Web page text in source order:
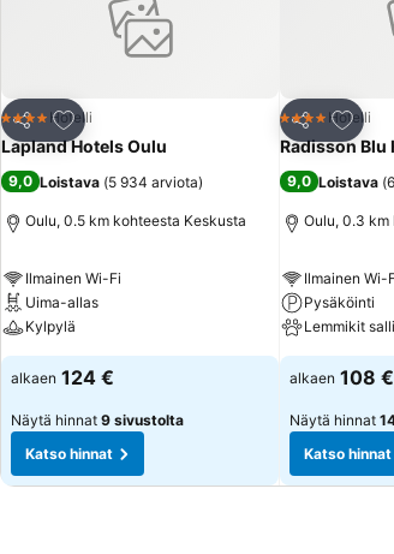
Jaa
Lisää suosikkeihin
4 Tähtiluokitus
Hotelli
Lapland Hotels Oulu
9,0 Loistava (5 934 arviota)
Oulu, 0.5 km kohteesta Keskusta
Ilmainen Wi-Fi
Uima-allas
Kylpylä
alkaen 124 €
Näytä hinnat 9 sivustolta
Katso hinnat
Jaa
Lisää
4 Tähtiluokitus
Hotelli
Radisson Blu
9,0 Loistava (
Oulu, 0.3 km
Ilmainen Wi-
Pysäköinti
Lemmikit
alkaen 108 €
Näytä hinnat
Katso hinnat